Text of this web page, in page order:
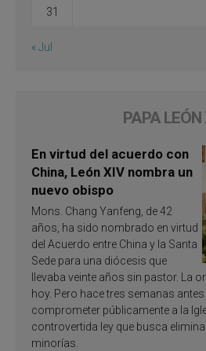
31
« Jul
PAPA LEÓN
En virtud del acuerdo con
China, León XIV nombra un
nuevo obispo
Mons. Chang Yanfeng, de 42
años, ha sido nombrado en virtud
del Acuerdo entre China y la Santa
Sede para una diócesis que
llevaba veinte años sin pastor. La
hoy. Pero hace tres semanas
comprometer públicamente a la
controvertida ley que busca
minorías.